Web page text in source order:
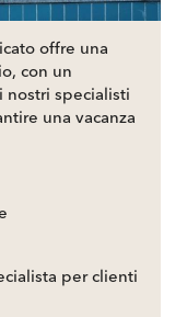
offre una
con un
nostri specialisti
una vacanza
per clienti